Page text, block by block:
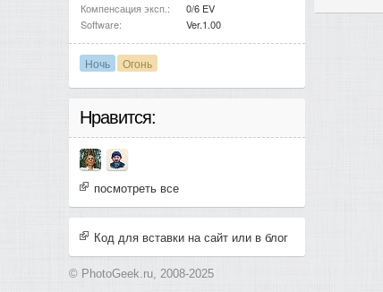
Компенсация эксп.:
0/6 EV
Software:
Ver.1.00
Ночь Огонь
Нравится:
посмотреть все
Код для вставки на сайт или в блог
© PhotoGeek.ru, 2008-2025